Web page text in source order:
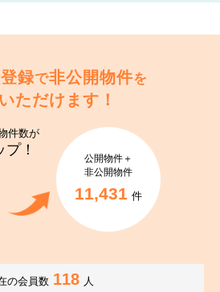
録で非公開物件を
ただけます！
件数が
！
公開物件＋
非公開物件
11,431 件
の会員数 118 人